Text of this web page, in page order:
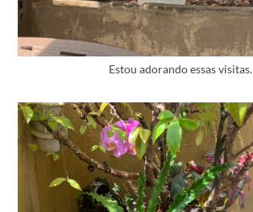
Estou adorando essas visitas.